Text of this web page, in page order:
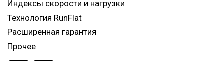
Индексы скорости и нагрузки
Технология RunFlat
Расширенная гарантия
Прочее